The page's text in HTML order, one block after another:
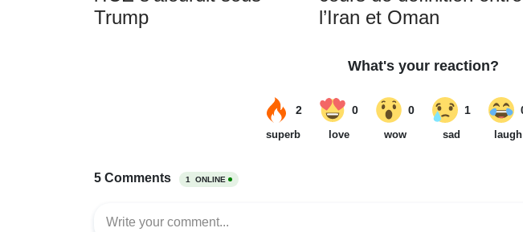
Trump
l’Iran et Oman